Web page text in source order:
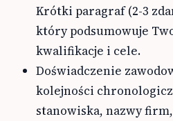
Krótki paragraf (2-3
który podsumowuje
kwalifikacje i cele.
Doświadczenie
kolejności
stanowiska, nazwy